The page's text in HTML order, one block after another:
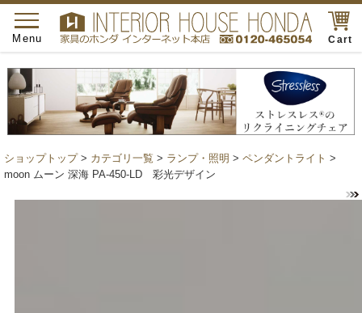
Cart
toggle
navigation
Menu
ショップトップ> カテゴリ一覧 > ランプ・照明 > ペンダントライト >
moon ムーン 深海 PA-450-LD 彩光デザイン